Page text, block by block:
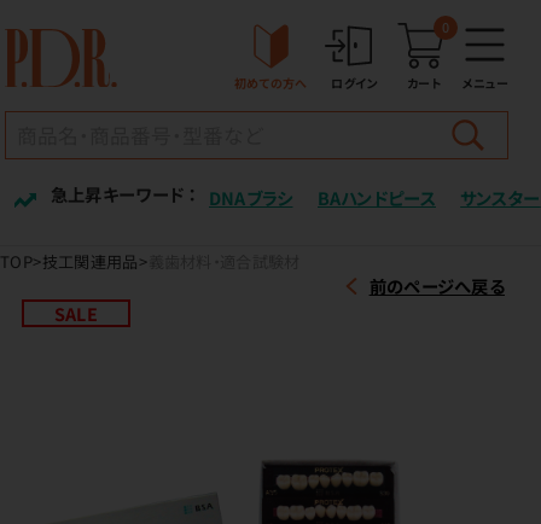
初めての方へ ログイン カート
0
メニュー
急上昇キーワード ： DNAブラシ BAハンドピース サンスター
TOP 技工関連用品
前のページへ戻る
SALE